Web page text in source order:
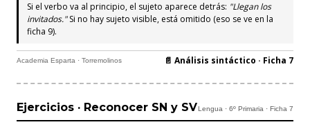
Si el verbo va al principio, el sujeto aparece detrás: "Llegan los
invitados."Si no hay sujeto visible, está omitido (eso se ve en la
ficha 9).
Academia Esparta · Torremolinos 📄 Análisis sintáctico · Ficha 7
Ejercicios · Reconocer SN y SVLengua · 6º Primaria · Ficha 7